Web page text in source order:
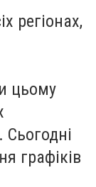
регіонах,
цьому
графіків